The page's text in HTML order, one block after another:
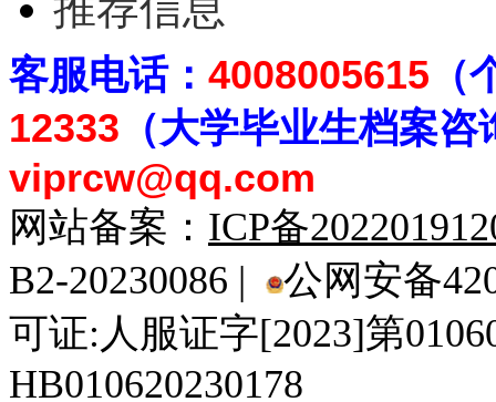
客服电话： 4008005615
12333 （大学毕业生档案咨
viprcw@qq.com
网站备案： ICP备
B2-20230086 |
公网安备
可证:人服证字[2023]第
HB010620230178